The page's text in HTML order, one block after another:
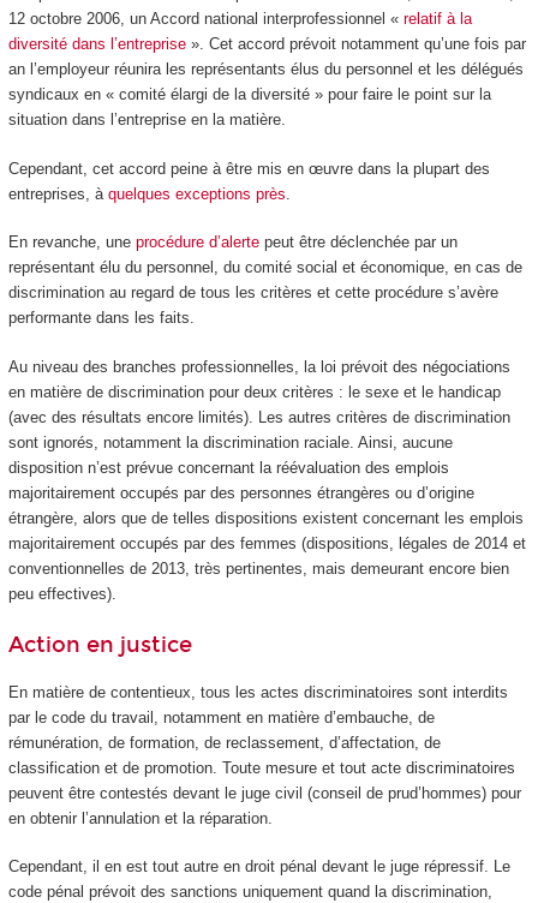
12 octobre 2006, un Accord national interprofessionnel « relatif à la
diversité dans l’entreprise». Cet accord prévoit notamment qu’une fois par
an l’employeur réunira les représentants élus du personnel et les délégués
syndicaux en « comité élargi de la diversité » pour faire le point sur la
situation dans l’entreprise en la matière.
Cependant, cet accord peine à être mis en œuvre dans la plupart des
entreprises, à quelques exceptions près
En revanche, une procédure d’alertepeut être déclenchée par un
représentant élu du personnel, du comité social et économique, en cas de
discrimination au regard de tous les critères et cette procédure s’avère
performante dans les faits.
Au niveau des branches professionnelles, la loi prévoit des négociations
en matière de discrimination pour deux critères : le sexe et le handicap
(avec des résultats encore limités). Les autres critères de discrimination
sont ignorés, notamment la discrimination raciale. Ainsi, aucune
disposition n’est prévue concernant la réévaluation des emplois
majoritairement occupés par des personnes étrangères ou d’origine
étrangère, alors que de telles dispositions existent concernant les emplois
majoritairement occupés par des femmes (dispositions, légales de 2014 et
conventionnelles de 2013, très pertinentes, mais demeurant encore bien
peu effectives).
Action en justice
En matière de contentieux, tous les actes discriminatoires sont interdits
par le code du travail, notamment en matière d’embauche, de
rémunération, de formation, de reclassement, d’affectation, de
classification et de promotion. Toute mesure et tout acte discriminatoires
peuvent être contestés devant le juge civil (conseil de prud’hommes) pour
en obtenir l’annulation et la réparation.
Cependant, il en est tout autre en droit pénal devant le juge répressif. Le
code pénal prévoit des sanctions uniquement quand la discrimination,